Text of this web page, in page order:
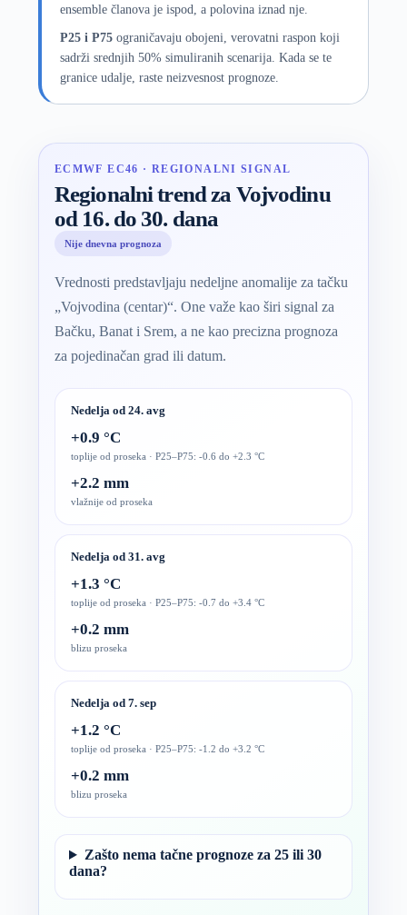
ensemble članova je ispod, a polovina iznad nje.
P25 i P75ograničavaju obojeni, verovatni raspon koji
sadrži srednjih 50% simuliranih scenarija. Kada se te
granice udalje, raste neizvesnost prognoze.
ECMWF EC46 · REGIONALNI SIGNAL
Regionalni trend za Vojvodinu
od 16. do 30. dana
Nije dnevna prognoza
Vrednosti predstavljaju nedeljne anomalije za tačku
„Vojvodina (centar)“. One važe kao širi signal za
Bačku, Banat i Srem, a ne kao precizna prognoza
za pojedinačan grad ili datum.
Nedelja od 24. avg
+0.9 °C
toplije od proseka · P25–P75: -0.6 do +2.3 °C
+2.2 mm
vlažnije od proseka
Nedelja od 31. avg
+1.3 °C
toplije od proseka · P25–P75: -0.7 do +3.4 °C
+0.2 mm
blizu proseka
Nedelja od 7. sep
+1.2 °C
toplije od proseka · P25–P75: -1.2 do +3.2 °C
+0.2 mm
blizu proseka
Zašto nema tačne prognoze za 25 ili 30
dana?